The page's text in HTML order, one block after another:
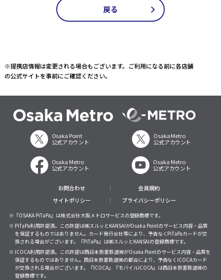
戻る
※提携店情報は変更される場合もございます。ご利用になる前に各店舗
の公式サイトを事前にご確認ください。
Osaka Point
公式アカウント
Osaka Metro
公式アカウント
Osaka Metro
公式アカウント
Osaka Metro
公式アカウント
お問合わせ
会員規約
サイトポリシー
プライバシーポリシー
※『OSAKA PiTaPa』は株式会社大阪メトロサービスの登録商標です。
※ PiTaPa利用許諾済。この許諾は㈱スルッとKANSAIがOsaka Pointのサービス内容・品質
を保証するものではありません。カード発行会社等により、予告なくPiTaPaカードが交
換される場合がございます。『PiTaPa』は㈱スルッとKANSAIの登録商標です。
※ ICOCA利用許諾済。この許諾は西日本旅客鉄道㈱がOsaka Pointのサービス内容・品質を
保証するものではありません。西日本旅客鉄道㈱の都合により、予告なくICOCAカード
が交換される場合がございます。『ICOCA』『モバイルICOCA』は西日本旅客鉄道㈱の
登録商標です。